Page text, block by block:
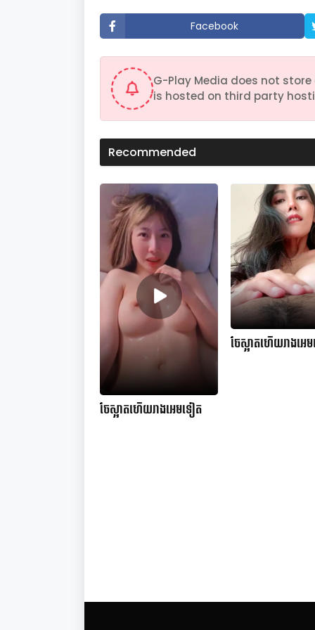
e
3
s
o
V
o
m
%
Facebook
G-Play Media does not
is hosted on third party
Recommended
ចែស្អាតហើយរាងអេមទៀត
ចែស្អាតហើយរាងអេ